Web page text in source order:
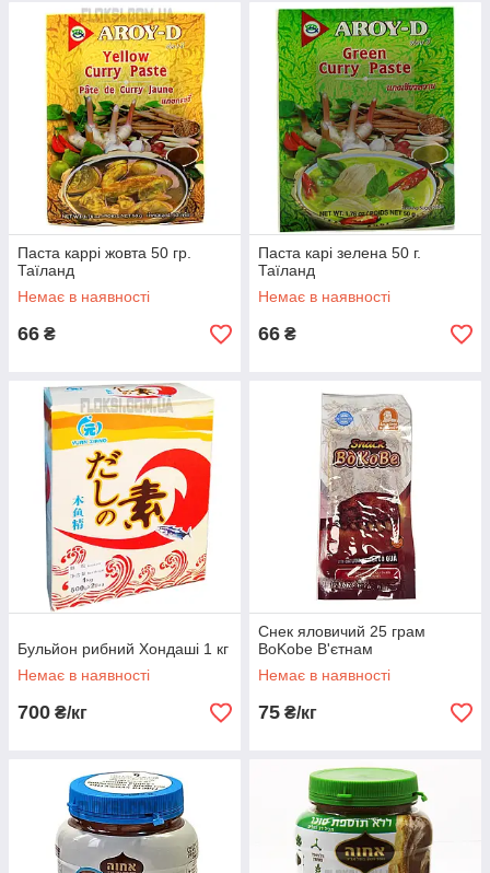
Паста каррі жовта 50 гр.
Таїланд
Немає в наявності
66 ₴
Паста карі зелена 50 г.
Таїланд
Немає в наявності
66 ₴
Бульйон рибний Хондаші 1 кг
Немає в наявності
700 ₴/кг
Снек яловичий 25 грам
BoKobe В'єтнам
Немає в наявності
75 ₴/кг